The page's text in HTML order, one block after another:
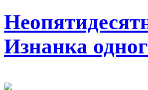
Изнанка